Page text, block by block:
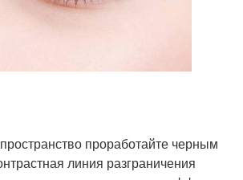
проработайте черным
линия разграничения